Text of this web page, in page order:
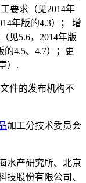
要求（见2014年
年版的4.3）； 增
见5.6，2014年版
的4.5、4.7）；更
）.
件的发布机构不
加工分技术委员会
水产研究所、北京
技股份有限公司、